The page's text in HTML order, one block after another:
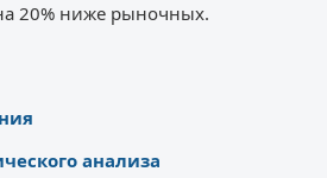
20% ниже рыночных.
анализа